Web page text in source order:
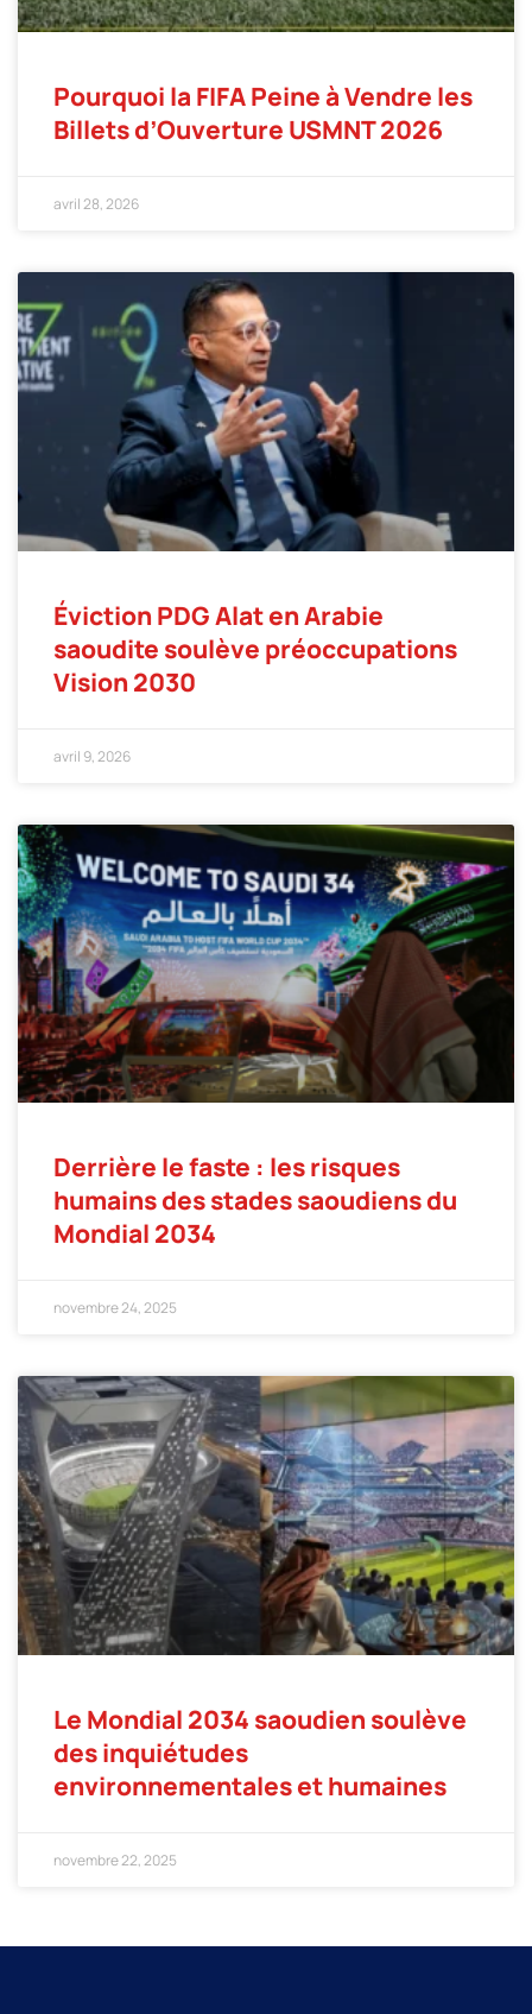
Pourquoi la FIFA Peine à Vendre les
Billets d’Ouverture USMNT 2026
avril 28, 2026
Éviction PDG Alat en Arabie
saoudite soulève préoccupations
Vision 2030
avril 9, 2026
Derrière le faste : les risques
humains des stades saoudiens du
Mondial 2034
novembre 24, 2025
Le Mondial 2034 saoudien soulève
des inquiétudes
environnementales et humaines
novembre 22, 2025